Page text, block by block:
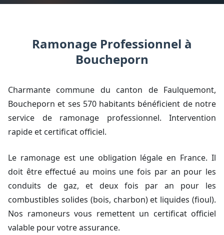
Ramonage Professionnel à
Boucheporn
Charmante commune du canton de Faulquemont,
Boucheporn et ses 570 habitants bénéficient de notre
service de ramonage professionnel. Intervention
rapide et certificat officiel.
Le ramonage est une obligation légale en France. Il
doit être effectué au moins une fois par an pour les
conduits de gaz, et deux fois par an pour les
combustibles solides (bois, charbon) et liquides (fioul).
Nos ramoneurs vous remettent un certificat officiel
valable pour votre assurance.